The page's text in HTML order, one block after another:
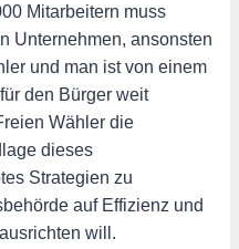
Mitarbeitern muss
Unternehmen, ansonsten
und man ist von einem
den Bürger weit
Wähler die
dieses
Strategien zu
auf Effizienz und
will.